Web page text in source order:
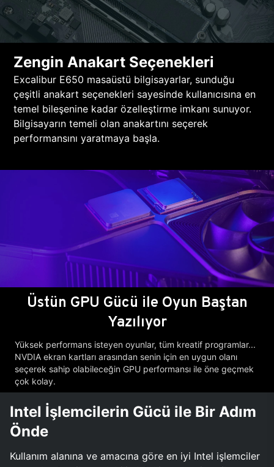
Zengin Anakart Seçenekleri
Excalibur E650 masaüstü bilgisayarlar, sunduğu
çeşitli anakart seçenekleri sayesinde kullanıcısına en
temel bileşenine kadar özelleştirme imkanı sunuyor.
Bilgisayarın temeli olan anakartını seçerek
performansını yaratmaya başla.
Üstün GPU Gücü ile Oyun Baştan
Yazılıyor
Yüksek performans isteyen oyunlar, tüm kreatif programlar...
NVDIA ekran kartları arasından senin için en uygun olanı
seçerek sahip olabileceğin GPU performansı ile öne geçmek
çok kolay.
Intel İşlemcilerin Gücü ile Bir Adım
Önde
Kullanım alanına ve amacına göre en iyi Intel işlemciler